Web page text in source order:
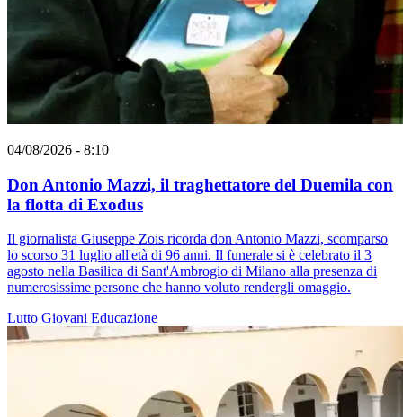
04/08/2026 - 8:10
Don Antonio Mazzi, il traghettatore del Duemila con
la flotta di Exodus
Il giornalista Giuseppe Zois ricorda don Antonio Mazzi, scomparso
lo scorso 31 luglio all'età di 96 anni. Il funerale si è celebrato il 3
agosto nella Basilica di Sant'Ambrogio di Milano alla presenza di
numerosissime persone che hanno voluto rendergli omaggio.
Lutto Giovani Educazione